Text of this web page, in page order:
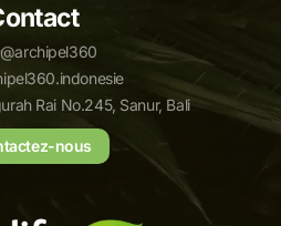
Rai No.245, Sanur, Bali
nous